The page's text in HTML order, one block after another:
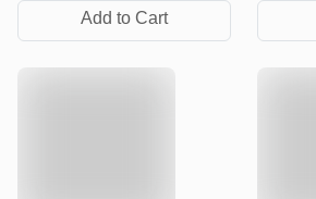
Add to Cart